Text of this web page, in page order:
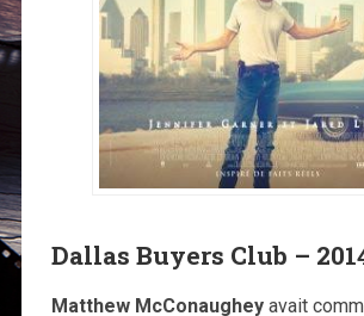
Dallas Buyers Club –
Matthew McConaugheyavait